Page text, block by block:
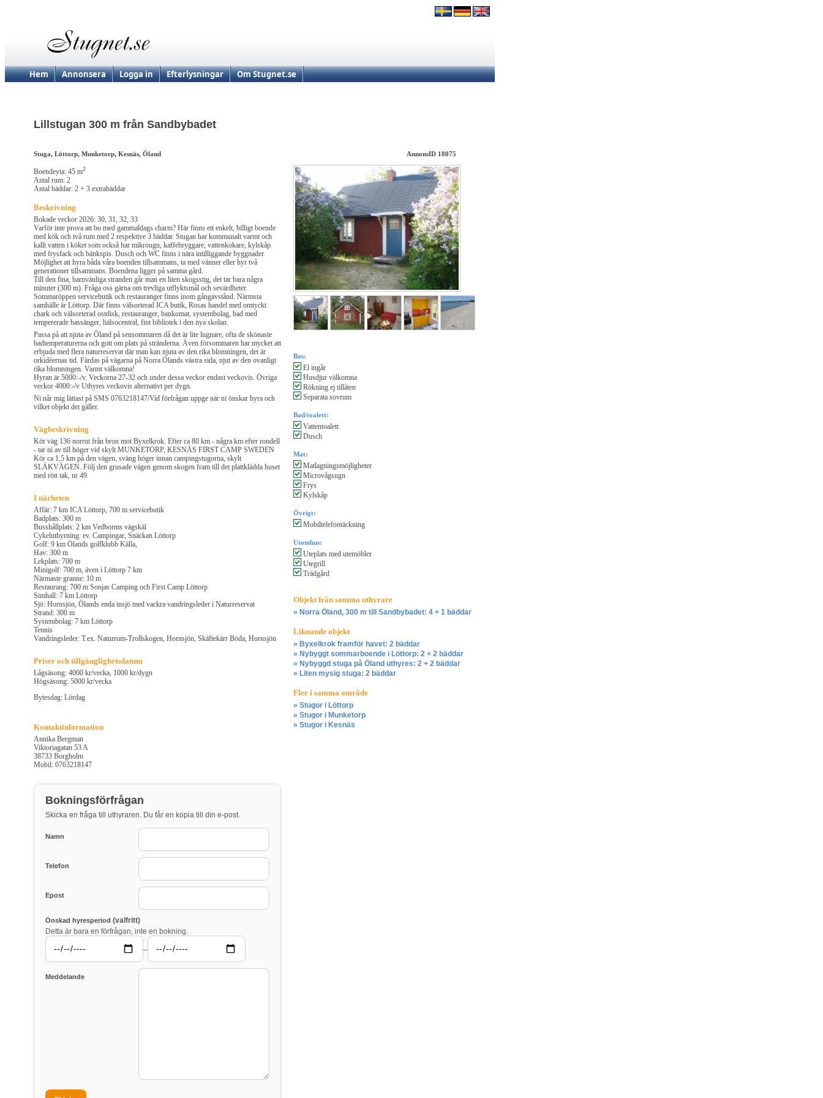
Hem Annonsera Logga in Efterlysningar Om Stugnet.se
Lillstugan 300 m från Sandbybadet
Stuga, Löttorp, Munketorp, Kesnäs, Öland AnnonsID 18075
Boendeyta: 45 m2
Antal rum: 2
Antal bäddar: 2 + 3 extrabäddar
Beskrivning
Bokade veckor 2026: 30, 31, 32, 33
Varför inte prova att bo med gammaldags charm? Här finns ett enkelt, billigt boende
med kök och två rum med 2 respektive 3 bäddar. Stugan har kommunalt varmt och
kallt vatten i köket som också har mikrougn, kaffebryggare, vattenkokare, kylskåp
med frysfack och bänkspis. Dusch och WC finns i nära intilliggande byggnader.
Möjlighet att hyra båda våra boenden tillsammans, ta med vänner eller hyr två
generationer tillsammans. Boendena ligger på samma gård.
Till den fina, barnvänliga stranden går man en liten skogsstig, det tar bara några
minuter (300 m). Fråga oss gärna om trevliga utflyktsmål och sevärdheter.
Sommaröppen servicebutik och restauranger finns inom gångavstånd. Närmsta
samhälle är Löttorp. Där finns välsorterad ICA butik, Rosas handel med omtyckt
chark och välsorterad ostdisk, restauranger, bankomat, systembolag, bad med
tempererade bassänger, hälsocentral, fint bibliotek i den nya skolan.
Passa på att njuta av Öland på sensommaren då det är lite lugnare, ofta de skönaste
badtemperaturerna och gott om plats på stränderna. Även försommaren har mycket att
erbjuda med flera naturreservat där man kan njuta av den rika blomningen, det är
orkidéernas tid. Färdas på vägarna på Norra Ölands västra sida, njut av den ovanligt
rika blomningen. Varmt välkomna!
Hyran är 5000:-/v. Veckorna 27-32 och under dessa veckor endast veckovis. Övriga
veckor 4000:-/v Uthyres veckovis alternativt per dygn.
Ni når mig lättast på SMS 0763218147/Vid förfrågan uppge när ni önskar hyra och
vilket objekt det gäller.
Vägbeskrivning
Kör väg 136 norrut från bron mot Byxelkrok. Efter ca 80 km - några km efter rondell
- tar ni av till höger vid skylt MUNKETORP, KESNÄS FIRST CAMP SWEDEN
Kör ca 1,5 km på den vägen, sväng höger innan campingstugorna, skylt
SLÄKVÄGEN. Följ den grusade vägen genom skogen fram till det plattklädda huset
med rött tak, nr 49.
I närheten
Affär: 7 km ICA Löttorp, 700 m servicebutik
Badplats: 300 m
Busshållplats: 2 km Vedborms vägskäl
Cykeluthyrning: ev. Campingar, Snäckan Löttorp
Golf: 9 km Ölands golfklubb Källa,
Hav: 300 m
Lekplats: 700 m
Minigolf: 700 m, även i Löttorp 7 km
Närmaste granne: 10 m
Restaurang: 700 m Sonjas Camping och First Camp Löttorp
Simhall: 7 km Löttorp
Sjö: Hornsjön, Ölands enda insjö med vackra vandringsleder i Naturreservat
Strand: 300 m
Systembolag: 7 km Löttorp
Tennis
Vandringsleder: T.ex. Naturrum-Trollskogen, Hornsjön, Skäftekärr Böda, Hornsjön
Priser och tillgänglighetsdatum
Lågsäsong: 4000 kr/vecka, 1000 kr/dygn
Högsäsong: 5000 kr/vecka
Bytesdag: Lördag
Kontaktinformation
Annika Bergman
Viktoriagatan 53 A
38733 Borgholm
Mobil: 0763218147
Bokningsförfrågan
Skicka en fråga till uthyraren. Du får en kopia till din e-post.
Namn
Telefon
Epost
Önskad hyresperiod (valfritt)
Detta är bara en förfrågan, inte en bokning.
–
Meddelande
Bas:
El ingår
Husdjur välkomna
Rökning ej tillåten
Separata sovrum
Bad/toalett:
Vattentoalett
Dusch
Mat:
Matlagningsmöjligheter
Microvågsugn
Frys
Kylskåp
Övrigt:
Mobiltelefontäckning
Utomhus:
Uteplats med utemöbler
Utegrill
Trädgård
Objekt från samma uthyrare
» Norra Öland, 300 m till Sandbybadet: 4 + 1 bäddar
Liknande objekt
» Byxelkrok framför havet: 2 bäddar
» Nybyggt sommarboende i Löttorp: 2 + 2 bäddar
» Nybyggd stuga på Öland uthyres: 2 + 2 bäddar
» Liten mysig stuga: 2 bäddar
Fler i samma område
» Stugor i Löttorp
» Stugor i Munketorp
» Stugor i Kesnäs